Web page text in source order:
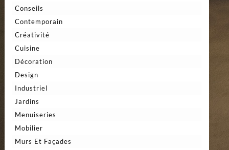
Conseils
Contemporain
Créativité
Cuisine
Décoration
Design
Industriel
Jardins
Menuiseries
Mobilier
Murs Et Façades